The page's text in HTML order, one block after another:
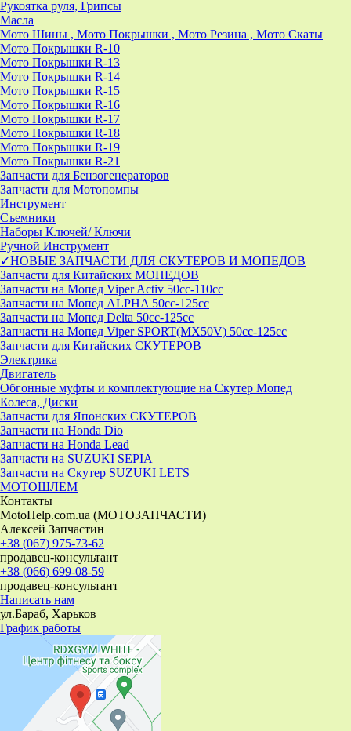
Рукоятка руля, Грипсы
Масла
Мото Шины , Мото Покрышки , Мото Резина , Мото Скаты
Мото Покрышки R-10
Мото Покрышки R-13
Мото Покрышки R-14
Мото Покрышки R-15
Мото Покрышки R-16
Мото Покрышки R-17
Мото Покрышки R-18
Мото Покрышки R-19
Мото Покрышки R-21
Запчасти для Бензогенераторов
Запчасти для Мотопомпы
Инструмент
Съемники
Наборы Ключей/ Ключи
Ручной Инструмент
✓НОВЫЕ ЗАПЧАСТИ ДЛЯ СКУТЕРОВ И МОПЕДОВ
Запчасти для Китайских МОПЕДОВ
Запчасти на Мопед Viper Activ 50cc-110cc
Запчасти на Мопед ALPHA 50cc-125cc
Запчасти на Мопед Delta 50cc-125cc
Запчасти на Мопед Viper SPORT(MX50V) 50cc-125cc
Запчасти для Китайских СКУТЕРОВ
Электрика
Двигатель
Обгонные муфты и комплектующие на Скутер Мопед
Колеса, Диски
Запчасти для Японских СКУТЕРОВ
Запчасти на Honda Dio
Запчасти на Honda Lead
Запчасти на SUZUKI SEPIA
Запчасти на Скутер SUZUKI LETS
МОТОШЛЕМ
Контакты
MotoHelp.com.ua (МОТОЗАПЧАСТИ)
Алексей Запчастин
+38 (067) 975-73-62
продавец-консультант
+38 (066) 699-08-59
продавец-консультант
Написать нам
ул.Бараб, Харьков
График работы